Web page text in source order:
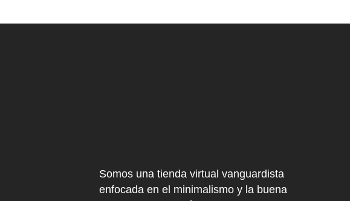
Somos una tienda virtual vanguardista
enfocada en el minimalismo y la buena